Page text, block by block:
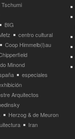
Tschumi
BIG
centro cultural
Coop Himmelb(l)au
Minond
especiales
Arquitectos
Herzog & de Meuron
Iran